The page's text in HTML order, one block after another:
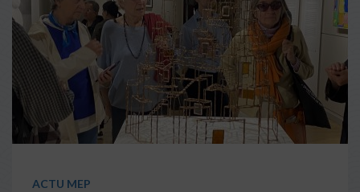
ACTU MEP